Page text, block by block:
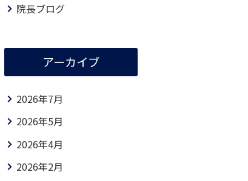
院長ブログ
アーカイブ
2026年7月
2026年5月
2026年4月
2026年2月